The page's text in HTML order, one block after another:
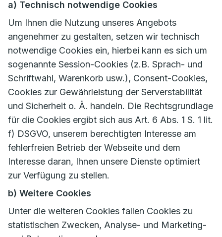
a) Technisch notwendige Cookies
Um Ihnen die Nutzung unseres Angebots
angenehmer zu gestalten, setzen wir technisch
notwendige Cookies ein, hierbei kann es sich um
sogenannte Session-Cookies (z.B. Sprach- und
Schriftwahl, Warenkorb usw.), Consent-Cookies,
Cookies zur Gewährleistung der Serverstabilität
und Sicherheit o. Ä. handeln. Die Rechtsgrundlage
für die Cookies ergibt sich aus Art. 6 Abs. 1 S. 1 lit.
f) DSGVO, unserem berechtigten Interesse am
fehlerfreien Betrieb der Webseite und dem
Interesse daran, Ihnen unsere Dienste optimiert
zur Verfügung zu stellen.
b) Weitere Cookies
Unter die weiteren Cookies fallen Cookies zu
statistischen Zwecken, Analyse- und Marketing-